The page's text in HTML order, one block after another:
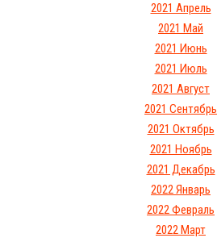
2021 Апрель
2021 Май
2021 Июнь
2021 Июль
2021 Август
2021 Сентябрь
2021 Октябрь
2021 Ноябрь
2021 Декабрь
2022 Январь
2022 Февраль
2022 Март